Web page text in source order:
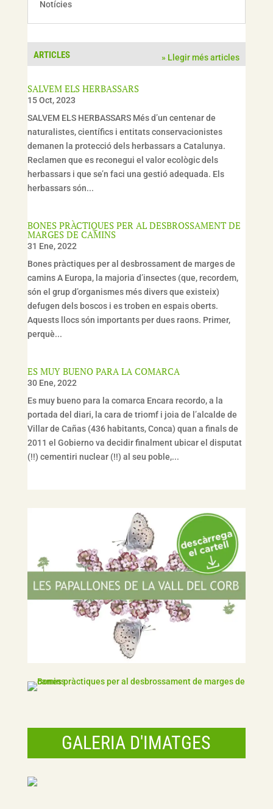
Notícies
ARTICLES » Llegir més articles
SALVEM ELS HERBASSARS
15 Oct, 2023
SALVEM ELS HERBASSARS Més d’un centenar de
naturalistes, científics i entitats conservacionistes
demanen la protecció dels herbassars a Catalunya.
Reclamen que es reconegui el valor ecològic dels
herbassars i que se’n faci una gestió adequada. Els
herbassars són...
BONES PRÀCTIQUES PER AL DESBROSSAMENT DE
MARGES DE CAMINS
31 Ene, 2022
Bones pràctiques per al desbrossament de marges de
camins A Europa, la majoria d’insectes (que, recordem,
són el grup d’organismes més divers que existeix)
defugen dels boscos i es troben en espais oberts.
Aquests llocs són importants per dues raons. Primer,
perquè...
ES MUY BUENO PARA LA COMARCA
30 Ene, 2022
Es muy bueno para la comarca Encara recordo, a la
portada del diari, la cara de triomf i joia de l’alcalde de
Villar de Cañas (436 habitants, Conca) quan a finals de
2011 el Gobierno va decidir finalment ubicar el disputat
(!!) cementiri nuclear (!!) al seu poble,...
GALERIA D'IMATGES